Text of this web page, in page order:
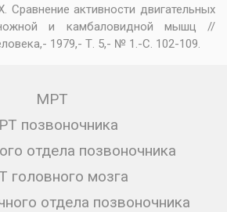
Сравнение активности двигательных
и камбаловидной мышц //
1979,- Т. 5,- № 1.-С. 102-109.
МРТ
позвоночника
отдела позвоночника
головного мозга
отдела позвоночника